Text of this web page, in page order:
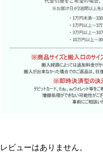
レビューはありません。